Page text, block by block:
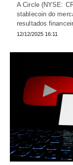
A Circle (NYSE:
stablecoin do
resultados
12/12/2025 16:11